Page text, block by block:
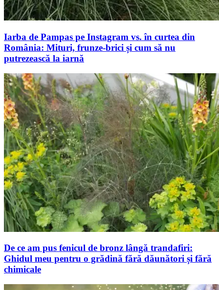
Iarba de Pampas pe Instagram vs. în curtea din
România: Mituri, frunze-brici și cum să nu
putrezească la iarnă
De ce am pus fenicul de bronz lângă trandafiri:
Ghidul meu pentru o grădină fără dăunători și fără
chimicale